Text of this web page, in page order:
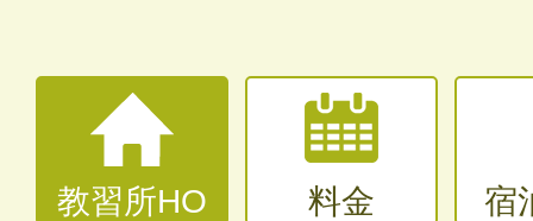
大型〜二種免許
中型・大型特殊・けん引・大型二種
教習所HO 料金 宿